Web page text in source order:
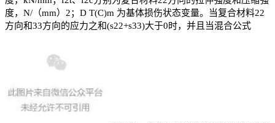
度，N/（mm）2；D T(C)m 为基体损伤状态变量。当复合材料22
方向和33方向的应力之和(s22+s33)大于0时，并且当混合公式